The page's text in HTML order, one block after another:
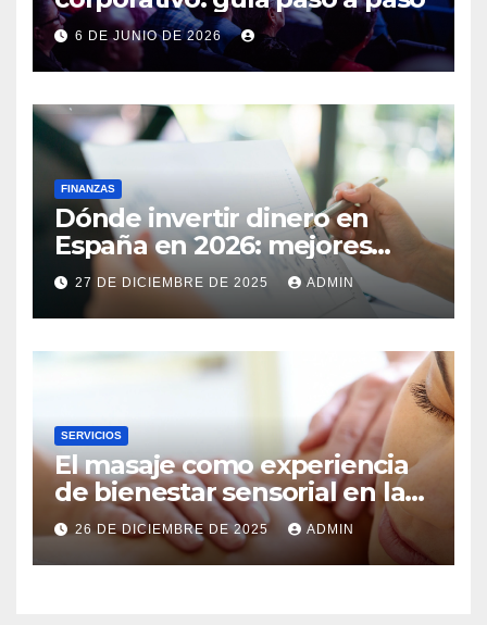
6 DE JUNIO DE 2026
FINANZAS
Dónde invertir dinero en
España en 2026: mejores
inversiones y activos
27 DE DICIEMBRE DE 2025 ADMIN
SERVICIOS
El masaje como experiencia
de bienestar sensorial en la
ciudad
26 DE DICIEMBRE DE 2025 ADMIN